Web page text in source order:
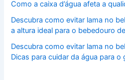
Como a caixa d’água afeta a
Descubra como evitar lama no
a altura ideal para o bebedouro
Descubra como evitar lama no
Dicas para cuidar da água para o